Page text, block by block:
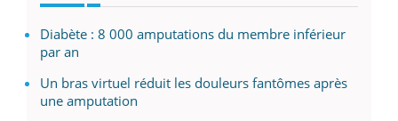
Diabète : 8 000 amputations du membre inférieur
par an
Un bras virtuel réduit les douleurs fantômes après
une amputation